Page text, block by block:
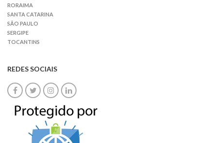
RORAIMA
SANTA CATARINA
SÃO PAULO
SERGIPE
TOCANTINS
REDES SOCIAIS